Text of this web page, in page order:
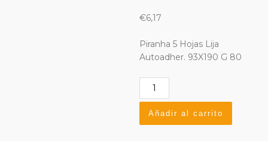
€6,17
Piranha 5 Hojas Lija
Autoadher. 93X190 G 80
Hojas
Lija
Autoadher.
Añadir al carrito